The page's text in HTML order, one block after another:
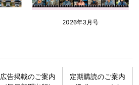
2026年3月号
広告掲載のご案内
定期購読のご案内